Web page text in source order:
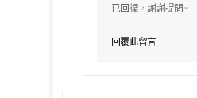
已回復，謝謝提問~
回覆此留言